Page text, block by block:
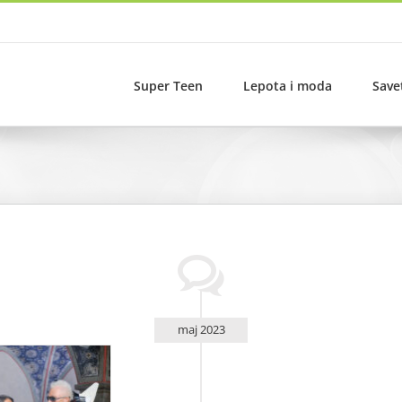
Super Teen Lepota i moda
maj 2023